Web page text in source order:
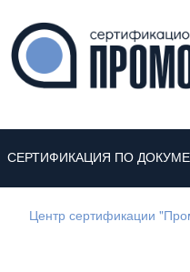
СЕРТИФИКАЦИЯ ПО
Центр сертификации